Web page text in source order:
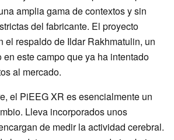
amplia gama de contextos y sin
del fabricante. El proyecto
el respaldo de Ildar Rakhmatulin, un
en este campo que ya ha intentado
al mercado.
el PiEEG XR es esencialmente un
Lleva incorporados unos
de medir la actividad cerebral.